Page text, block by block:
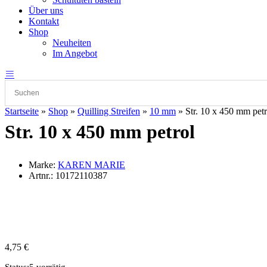
Über uns
Kontakt
Shop
Neuheiten
Im Angebot
Startseite » Shop » Quilling Streifen » 10 mm » Str. 10 x 450 mm
Str. 10 x 450 mm petrol
Marke: KAREN MARIE
Artnr.: 10172110387
4,75 €